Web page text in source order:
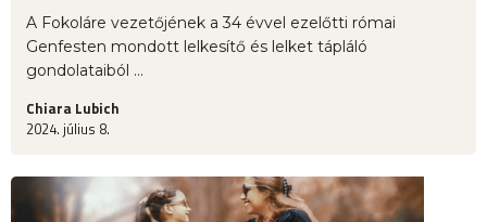
A Fokoláre vezetőjének a 34 évvel ezelőtti római
Genfesten mondott lelkesítő és lelket tápláló
gondolataiból ...
Chiara Lubich
2024. július 8.